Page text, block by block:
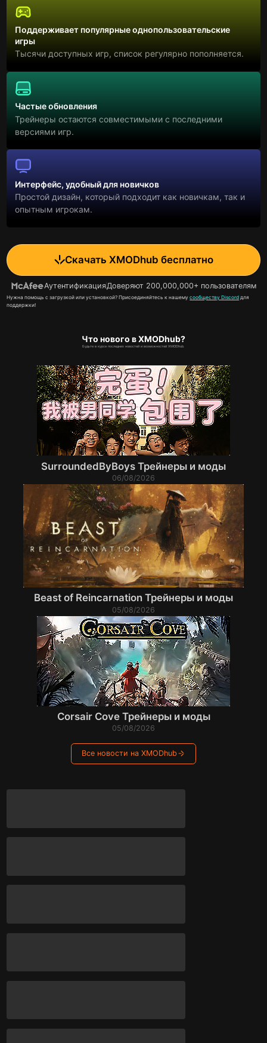
Поддерживает популярные однопользовательские
игры
Тысячи доступных игр, список регулярно пополняется.
Частые обновления
Трейнеры остаются совместимыми с последними
версиями игр.
Интерфейс, удобный для новичков
Простой дизайн, который подходит как новичкам, так и
опытным игрокам.
Скачать XMODhub бесплатно
Аутентификация Доверяют 200,000,000+ пользователям
Нужна помощь с загрузкой или установкой? Присоединяйтесь к нашемусообществу Discord для
поддержки!
Что нового в XMODhub?
Будьте в курсе последних новостей и возможностей XMODhub.
SurroundedByBoys Трейнеры и моды
06/08/2026
Beast of Reincarnation Трейнеры и моды
05/08/2026
Corsair Cove Трейнеры и моды
05/08/2026
Все новости на XMODhub